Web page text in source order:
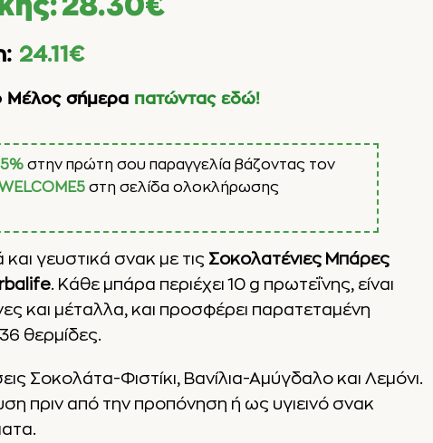
28.30€
24.11 €
Μέλος σήμερα πατώντας εδώ!
στην πρώτη σου παραγγελία βάζοντας τον
στη σελίδα ολοκλήρωσης
γευστικά σνακ με τις Σοκολατένιες Μπάρες
. Κάθε μπάρα περιέχει 10 g πρωτεΐνης, είναι
και μέταλλα, και προσφέρει παρατεταμένη
θερμίδες.
Σοκολάτα-Φιστίκι, Βανίλια-Αμύγδαλο και Λεμόνι.
πριν από την προπόνηση ή ως υγιεινό σνακ